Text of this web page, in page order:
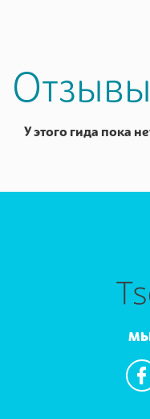
Отзывы
У этого гида пока
МЫ